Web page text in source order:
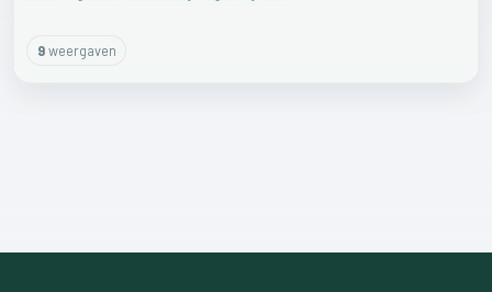
9weergaven